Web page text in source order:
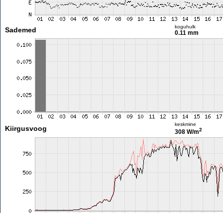
Sademed koguhulk
0.11 mm
Kiirgusvoog
keskmine
308 W/m2